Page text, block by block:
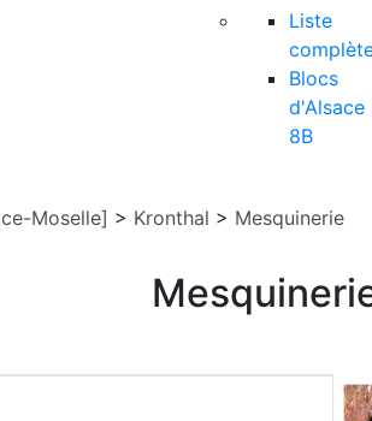
Liste
Blocs
d'Alsace
8B
Moselle] > Kronthal > Mesquinerie